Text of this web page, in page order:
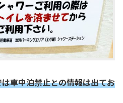
車中泊禁止との情報は出てお